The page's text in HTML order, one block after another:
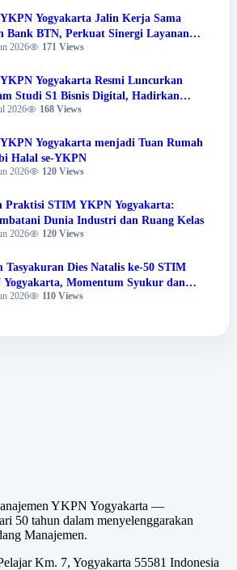
Yogyakarta Jalin Kerja Sama
Bank BTN, Perkuat Sinergi Layanan
Dharma Perguruan Tinggi
2026 171 Views
Yogyakarta Resmi Luncurkan
Studi S1 Bisnis Digital, Hadirkan
Baru Pendidikan Berbasis Digital
2026 168 Views
Yogyakarta menjadi Tuan Rumah
Halal se-YKPN
2026 120 Views
Praktisi STIM YKPN Yogyakarta:
Dunia Industri dan Ruang Kelas
2026 120 Views
Tasyakuran Dies Natalis ke-50 STIM
Yogyakarta, Momentum Syukur dan
Prestasi Sivitas Akademika
2026 110 Views
YKPN Yogyakarta —
50 tahun dalam menyelenggarakan
Manajemen.
Km. 7, Yogyakarta 55581 Indonesia